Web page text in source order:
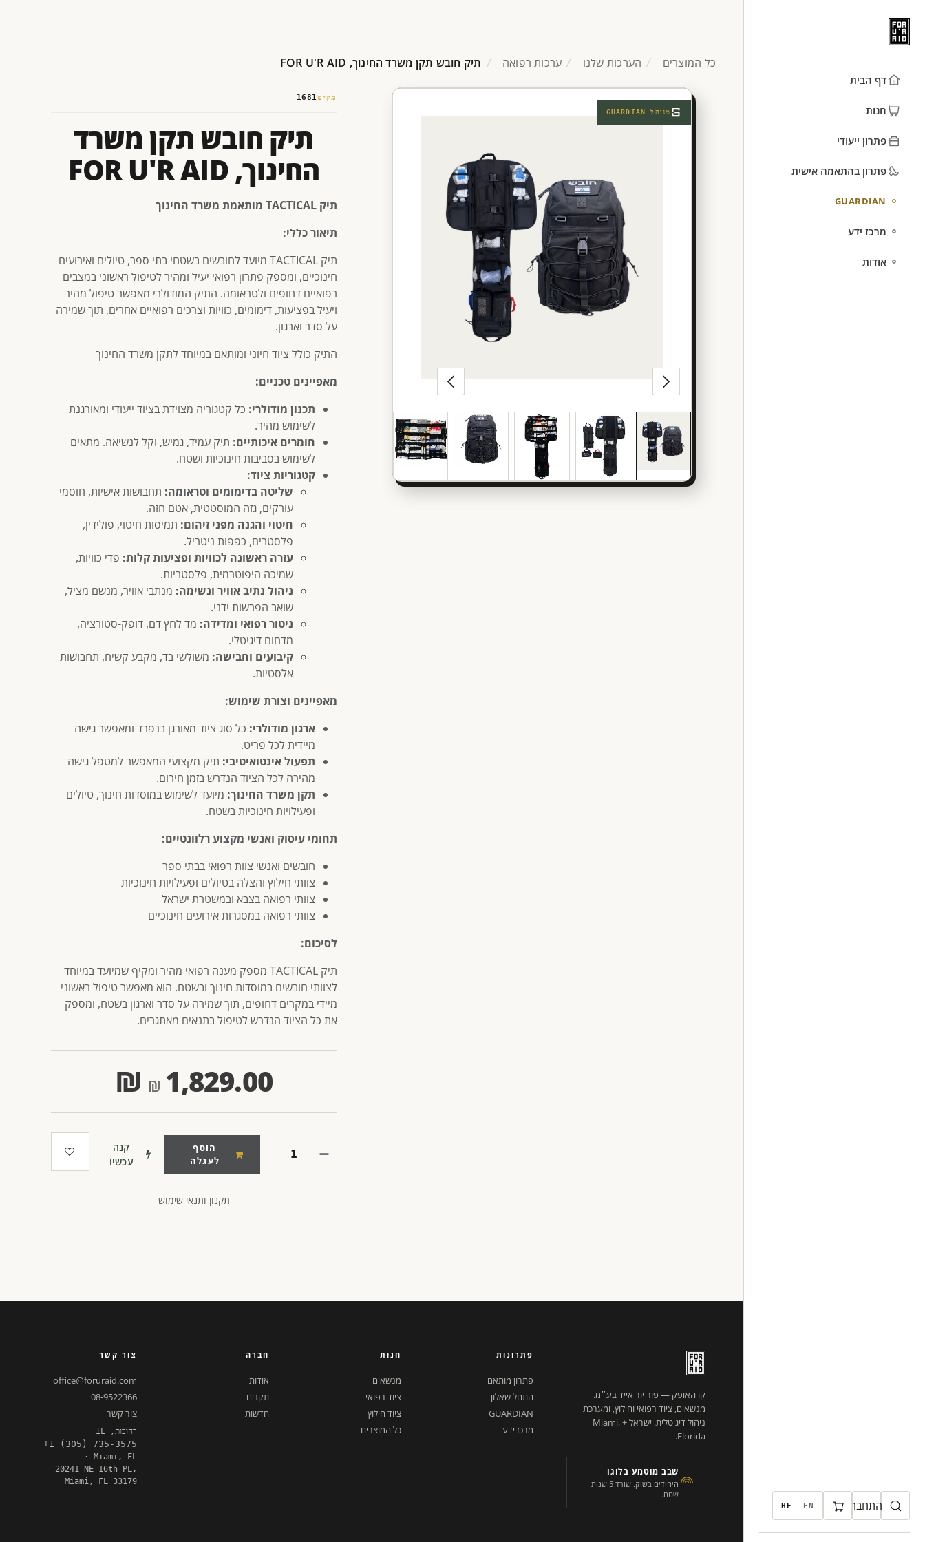
דף הבית
חנות
פתרון ייעודי
פתרון בהתאמה אישית
GUARDIAN
מרכז ידע
אודות
התחבר EN
HE
כל המוצרים הערכות שלנו ערכות רפואה תיק חובש תקן משרד החינוך, FOR U'R AID
מנוהל GUARDIAN
מק״ט1681
תיק חובש תקן משרד
החינוך, FOR U'R AID
תיק TACTICAL מותאמת משרד החינוך
תיאור כללי:
תיק TACTICAL מיועד לחובשים בשטחי בתי ספר, טיולים ואירועים
חינוכיים, ומספק פתרון רפואי יעיל ומהיר לטיפול ראשוני במצבים
רפואיים דחופים ולטראומה. התיק המודולרי מאפשר טיפול מהיר
ויעיל בפציעות, דימומים, כוויות וצרכים רפואיים אחרים, תוך שמירה
על סדר וארגון.
התיק כולל ציוד חיוני ומותאם במיוחד לתקן משרד החינוך
מאפיינים טכניים:
תכנון מודולרי: כל קטגוריה מצוידת בציוד ייעודי ומאורגנת
לשימוש מהיר.
חומרים איכותיים: תיק עמיד, גמיש, וקל לנשיאה. מתאים
לשימוש בסביבות חינוכיות ושטח.
קטגוריות ציוד:
שליטה בדימומים וטראומה: תחבושות אישיות, חוסמי
עורקים, גזה המוסטטית, אטם חזה.
חיטוי והגנה מפני זיהום: תמיסות חיטוי, פולידין,
פלסטרים, כפפות ניטריל.
עזרה ראשונה לכוויות ופציעות קלות: פדי כוויות,
שמיכה היפוטרמית, פלסטריות.
ניהול נתיב אוויר ונשימה: מנתבי אוויר, מנשם מציל,
שואב הפרשות ידני.
ניטור רפואי ומדידה: מד לחץ דם, דופק-סטורציה,
מדחום דיגיטלי.
קיבועים וחבישה: משולשי בד, מקבע קשיח, תחבושות
אלסטיות.
מאפיינים וצורת שימוש:
ארגון מודולרי: כל סוג ציוד מאורגן בנפרד ומאפשר גישה
מיידית לכל פריט.
תפעול אינטואיטיבי: תיק מקצועי המאפשר למטפל גישה
מהירה לכל הציוד הנדרש בזמן חירום.
תקן משרד החינוך: מיועד לשימוש במוסדות חינוך, טיולים
ופעילויות חינוכיות בשטח.
תחומי עיסוק ואנשי מקצוע רלוונטיים:
חובשים ואנשי צוות רפואי בבתי ספר
צוותי חילוץ והצלה בטיולים ופעילויות חינוכיות
צוותי רפואה בצבא ובמשטרת ישראל
צוותי רפואה במסגרות אירועים חינוכיים
לסיכום:
תיק TACTICAL מספק מענה רפואי מהיר ומקיף שמיועד במיוחד
לצוותי חובשים במוסדות חינוך ובשטח. הוא מאפשר טיפול ראשוני
מיידי במקרים דחופים, תוך שמירה על סדר וארגון בשטח, ומספק
את כל הציוד הנדרש לטיפול בתנאים מאתגרים.
1,829.00
₪
הוסף
לעגלה
קנה
עכשיו
תקנון ותנאי שימוש
קו האופק — פור יור אייד בע״מ.
מנשאים, ציוד רפואי וחילוץ, ומערכת
ניהול דיגיטלית. ישראל + Miami,
Florida.
שבב מוטמע בלוגו
היחידים בשוק. שורד 5 שנות
שטח.
פתרונות
פתרון מותאם
התחל שאלון
GUARDIAN
מרכז ידע
חנות
מנשאים
ציוד רפואי
ציוד חילוץ
כל המוצרים
חברה
אודות
תקנים
חדשות
צור קשר
office@foruraid.com
08-9522366
צור קשר
רחובות, IL
+1 (305) 735-3575
· Miami, FL
20241 NE 16th PL,
Miami, FL 33179